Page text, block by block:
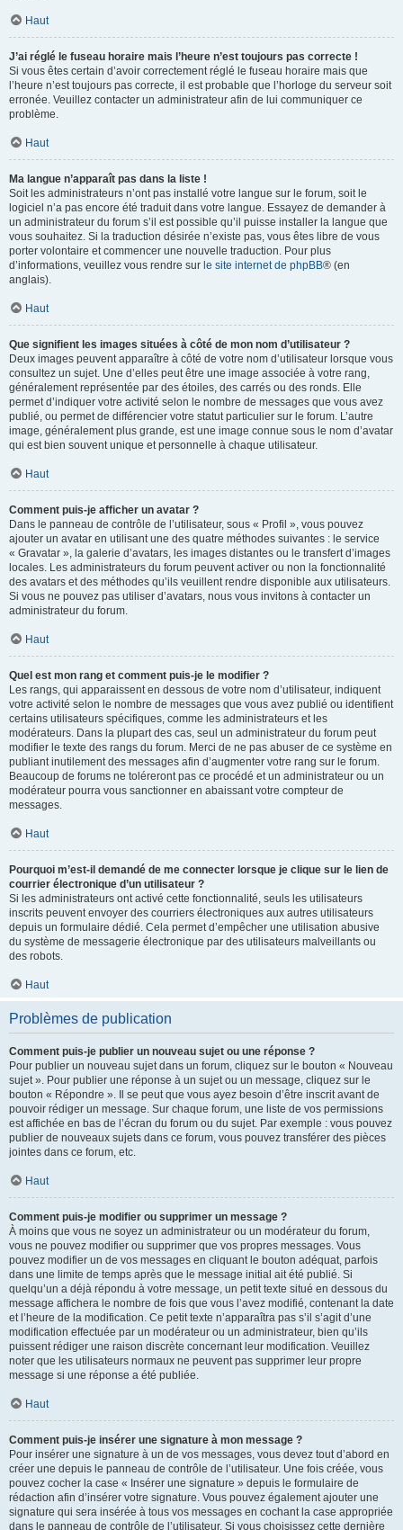
Haut
J’ai réglé le fuseau horaire mais l’heure n’est toujours pas correcte !
Si vous êtes certain d’avoir correctement réglé le fuseau horaire mais que
l’heure n’est toujours pas correcte, il est probable que l’horloge du serveur soit
erronée. Veuillez contacter un administrateur afin de lui communiquer ce
problème.
Haut
Ma langue n’apparaît pas dans la liste !
Soit les administrateurs n’ont pas installé votre langue sur le forum, soit le
logiciel n’a pas encore été traduit dans votre langue. Essayez de demander à
un administrateur du forum s’il est possible qu’il puisse installer la langue que
vous souhaitez. Si la traduction désirée n’existe pas, vous êtes libre de vous
porter volontaire et commencer une nouvelle traduction. Pour plus
d’informations, veuillez vous rendre sur le site internet de phpBB® (en
anglais).
Haut
Que signifient les images situées à côté de mon nom d’utilisateur ?
Deux images peuvent apparaître à côté de votre nom d’utilisateur lorsque vous
consultez un sujet. Une d’elles peut être une image associée à votre rang,
généralement représentée par des étoiles, des carrés ou des ronds. Elle
permet d’indiquer votre activité selon le nombre de messages que vous avez
publié, ou permet de différencier votre statut particulier sur le forum. L’autre
image, généralement plus grande, est une image connue sous le nom d’avatar
qui est bien souvent unique et personnelle à chaque utilisateur.
Haut
Comment puis-je afficher un avatar ?
Dans le panneau de contrôle de l’utilisateur, sous « Profil », vous pouvez
ajouter un avatar en utilisant une des quatre méthodes suivantes : le service
« Gravatar », la galerie d’avatars, les images distantes ou le transfert d’images
locales. Les administrateurs du forum peuvent activer ou non la fonctionnalité
des avatars et des méthodes qu’ils veuillent rendre disponible aux utilisateurs.
Si vous ne pouvez pas utiliser d’avatars, nous vous invitons à contacter un
administrateur du forum.
Haut
Quel est mon rang et comment puis-je le modifier ?
Les rangs, qui apparaissent en dessous de votre nom d’utilisateur, indiquent
votre activité selon le nombre de messages que vous avez publié ou identifient
certains utilisateurs spécifiques, comme les administrateurs et les
modérateurs. Dans la plupart des cas, seul un administrateur du forum peut
modifier le texte des rangs du forum. Merci de ne pas abuser de ce système en
publiant inutilement des messages afin d’augmenter votre rang sur le forum.
Beaucoup de forums ne toléreront pas ce procédé et un administrateur ou un
modérateur pourra vous sanctionner en abaissant votre compteur de
messages.
Haut
Pourquoi m’est-il demandé de me connecter lorsque je clique sur le lien de
courrier électronique d’un utilisateur ?
Si les administrateurs ont activé cette fonctionnalité, seuls les utilisateurs
inscrits peuvent envoyer des courriers électroniques aux autres utilisateurs
depuis un formulaire dédié. Cela permet d’empêcher une utilisation abusive
du système de messagerie électronique par des utilisateurs malveillants ou
des robots.
Haut
Problèmes de publication
Comment puis-je publier un nouveau sujet ou une réponse ?
Pour publier un nouveau sujet dans un forum, cliquez sur le bouton « Nouveau
sujet ». Pour publier une réponse à un sujet ou un message, cliquez sur le
bouton « Répondre ». Il se peut que vous ayez besoin d’être inscrit avant de
pouvoir rédiger un message. Sur chaque forum, une liste de vos permissions
est affichée en bas de l’écran du forum ou du sujet. Par exemple : vous pouvez
publier de nouveaux sujets dans ce forum, vous pouvez transférer des pièces
jointes dans ce forum, etc.
Haut
Comment puis-je modifier ou supprimer un message ?
À moins que vous ne soyez un administrateur ou un modérateur du forum,
vous ne pouvez modifier ou supprimer que vos propres messages. Vous
pouvez modifier un de vos messages en cliquant le bouton adéquat, parfois
dans une limite de temps après que le message initial ait été publié. Si
quelqu’un a déjà répondu à votre message, un petit texte situé en dessous du
message affichera le nombre de fois que vous l’avez modifié, contenant la date
et l’heure de la modification. Ce petit texte n’apparaîtra pas s’il s’agit d’une
modification effectuée par un modérateur ou un administrateur, bien qu’ils
puissent rédiger une raison discrète concernant leur modification. Veuillez
noter que les utilisateurs normaux ne peuvent pas supprimer leur propre
message si une réponse a été publiée.
Haut
Comment puis-je insérer une signature à mon message ?
Pour insérer une signature à un de vos messages, vous devez tout d’abord en
créer une depuis le panneau de contrôle de l’utilisateur. Une fois créée, vous
pouvez cocher la case « Insérer une signature » depuis le formulaire de
rédaction afin d’insérer votre signature. Vous pouvez également ajouter une
signature qui sera insérée à tous vos messages en cochant la case appropriée
dans le panneau de contrôle de l’utilisateur. Si vous choisissez cette dernière